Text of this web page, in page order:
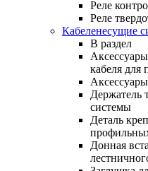
Реле
Реле
Кабеленесущие
В раздел
кабеля для
Держатель
системы
Деталь
Донная